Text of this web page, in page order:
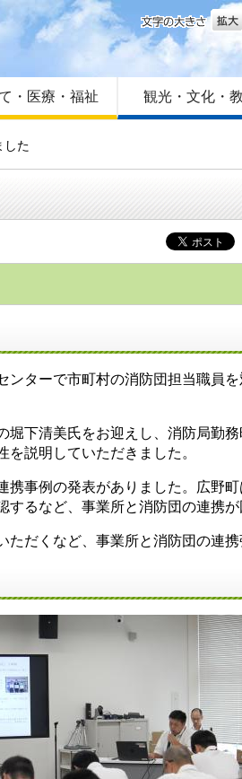
ての方へ
language
マップ
文字
・医療・福祉 観光・文化・
した
ターで市町村の消防団担当職員
下清美氏をお迎えし、消防局勤
説明していただきました。
事例の発表がありました。広野
るなど、事業所と消防団の連携が
だくなど、事業所と消防団の連